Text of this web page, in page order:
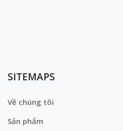
SITEMAPS
Về chúng tôi
Sản phẩm